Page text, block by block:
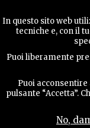
In questo sito web
tecniche e, con il
Puoi liberamente
Puoi
pulsante “Accetta”.
No,
CONTATTI
LUNEDÌ